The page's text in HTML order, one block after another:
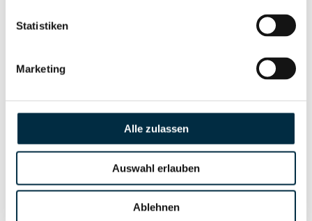
Statistiken
Marketing
Alle zulassen
Auswahl erlauben
Ablehnen
Sanktionslistenstatus
Unternehmensprofil
anfragen